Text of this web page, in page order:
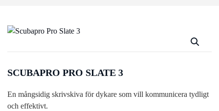
SCUBAPRO PRO SLATE 3
En mångsidig skrivskiva för dykare som vill kommunicera tydligt
och effektivt.